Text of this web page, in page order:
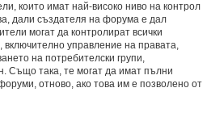
които имат най-високо ниво на контрол
дали създателя на форума е дал
могат да контролират всички
управление на правата,
на потребителски групи,
Също така, те могат да имат пълни
отново, ако това им е позволено от